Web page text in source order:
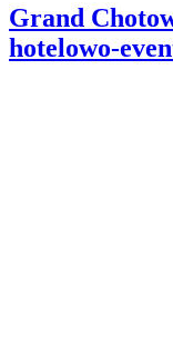
Grand
hotelowo-